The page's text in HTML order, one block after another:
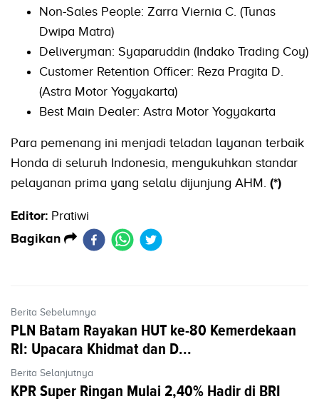
Non-Sales People: Zarra Viernia C. (Tunas
Dwipa Matra)
Deliveryman: Syaparuddin (Indako Trading Coy)
Customer Retention Officer: Reza Pragita D.
(Astra Motor Yogyakarta)
Best Main Dealer: Astra Motor Yogyakarta
Para pemenang ini menjadi teladan layanan terbaik
Honda di seluruh Indonesia, mengukuhkan standar
pelayanan prima yang selalu dijunjung AHM. (*)
Editor: Pratiwi
Bagikan
Berita Sebelumnya
PLN Batam Rayakan HUT ke-80 Kemerdekaan
RI: Upacara Khidmat dan D...
Berita Selanjutnya
KPR Super Ringan Mulai 2,40% Hadir di BRI